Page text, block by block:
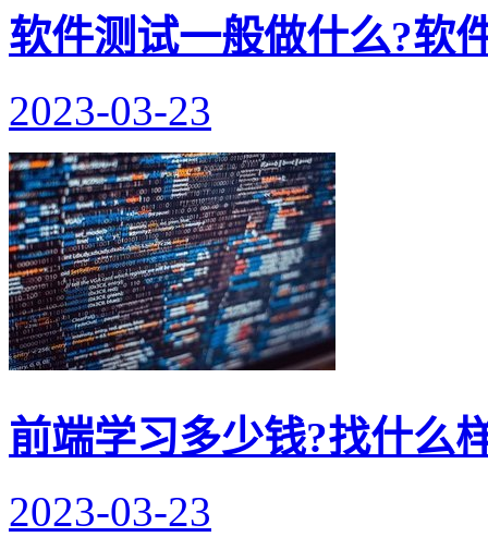
软件测试一般做什么?软
2023-03-23
前端学习多少钱?找什么
2023-03-23